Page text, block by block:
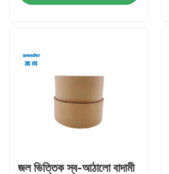
আমাদের সাথে যোগাযোগ করুন
মামলা
জল ভিত্তিক স্ব-আঠালো বাদামী